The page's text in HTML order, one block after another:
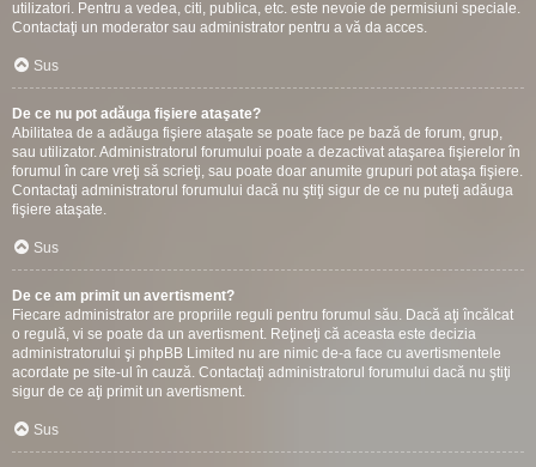
utilizatori. Pentru a vedea, citi, publica, etc. este nevoie de permisiuni speciale.
Contactaţi un moderator sau administrator pentru a vă da acces.
Sus
De ce nu pot adăuga fişiere ataşate?
Abilitatea de a adăuga fişiere ataşate se poate face pe bază de forum, grup,
sau utilizator. Administratorul forumului poate a dezactivat ataşarea fişierelor în
forumul în care vreţi să scrieţi, sau poate doar anumite grupuri pot ataşa fişiere.
Contactaţi administratorul forumului dacă nu ştiţi sigur de ce nu puteţi adăuga
fişiere ataşate.
Sus
De ce am primit un avertisment?
Fiecare administrator are propriile reguli pentru forumul său. Dacă aţi încălcat
o regulă, vi se poate da un avertisment. Reţineţi că aceasta este decizia
administratorului şi phpBB Limited nu are nimic de-a face cu avertismentele
acordate pe site-ul în cauză. Contactaţi administratorul forumului dacă nu ştiţi
sigur de ce aţi primit un avertisment.
Sus